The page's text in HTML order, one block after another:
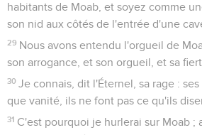
habitants de Moab, et soyez comme
son nid aux côtés de l'entrée d'une
29 Nous avons entendu l'orgueil de
son arrogance, et son orgueil, et sa
30 Je connais, dit l'Éternel, sa rage :
que vanité, ils ne font pas ce qu'ils
31 C'est pourquoi je hurlerai sur Moab ;